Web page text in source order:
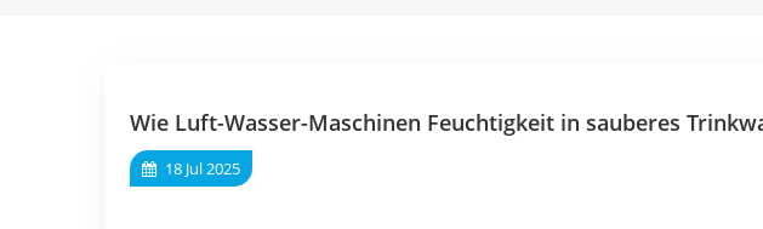
Wie Luft-Wasser-Maschinen Feuchtigkeit in sauberes
18 Jul 2025